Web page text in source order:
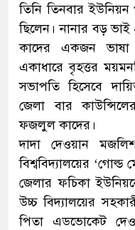
তিনি তিনবার
ছিলেন। নানার বড়
কাদের একজন ভাষা
একাধারে বৃহত্তর
সভাপতি হিসেবে
জেলা বার
ফজলুল কাদের।
দাদা দেওয়ান
বিশ্ববিদ্যালয়ের ‘গোল্ড
জেলার ফচিকা
উচ্চ বিদ্যালয়ের
পিতা এডভোকেট